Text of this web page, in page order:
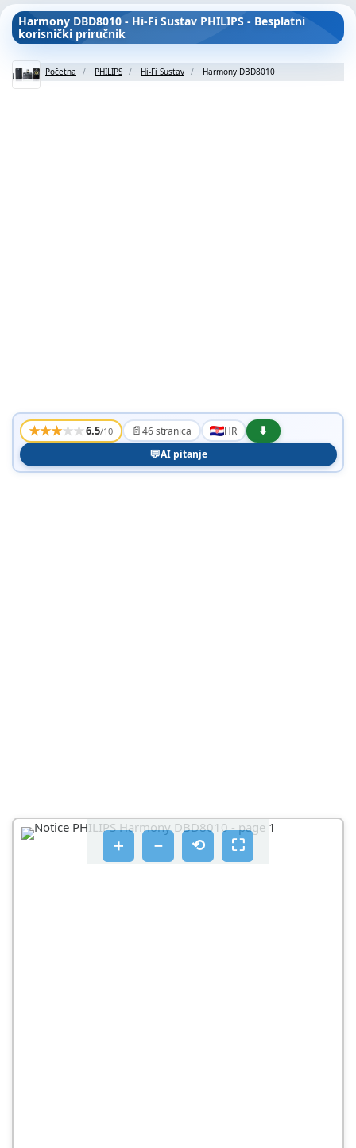
Harmony DBD8010 - Hi-Fi Sustav PHILIPS - Besplatni
korisnički priručnik
Početna PHILIPS Hi-Fi Sustav Harmony DBD8010
★★★★★6.5/10 📄46 stranica HR
⬇
💬AI pitanje
＋ － ⟲ ⛶